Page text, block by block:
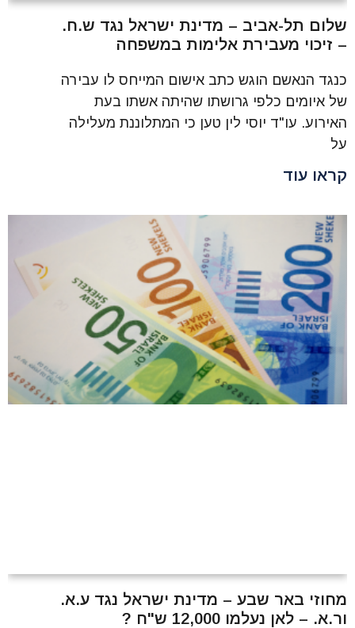
שלום תל-אביב – מדינת ישראל נגד ש.ח.
– זיכוי מעבירת אלימות במשפחה
כנגד הנאשם הוגש כתב אישום המייחס לו עבירה
של איומים כלפי גרושתו שהיתה אשתו בעת
האירוע. עו"ד יוסי לין טען כי המתלוננת מעלילה
על
קראו עוד
מחוזי באר שבע – מדינת ישראל נגד ע.א.
ור.א. – לאן נעלמו 12,000 ש"ח ?